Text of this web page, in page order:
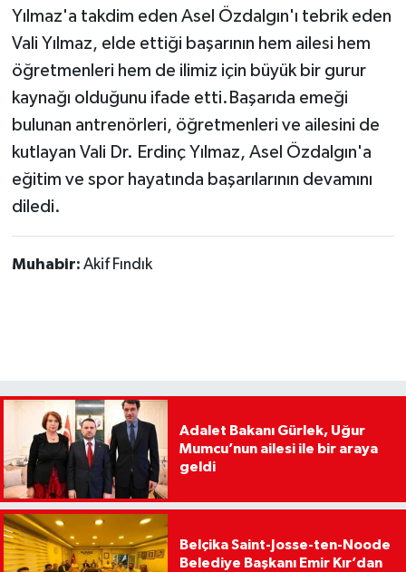
Yılmaz'a takdim eden Asel Özdalgın'ı tebrik eden
Vali Yılmaz, elde ettiği başarının hem ailesi hem
öğretmenleri hem de ilimiz için büyük bir gurur
kaynağı olduğunu ifade etti.Başarıda emeği
bulunan antrenörleri, öğretmenleri ve ailesini de
kutlayan Vali Dr. Erdinç Yılmaz, Asel Özdalgın'a
eğitim ve spor hayatında başarılarının devamını
diledi.
Muhabir: Akif Fındık
Adalet Bakanı Gürlek, Uğur
Mumcu’nun ailesi ile bir araya
geldi
Belçika Saint-Josse-ten-Noode
Belediye Başkanı Emir Kır’dan